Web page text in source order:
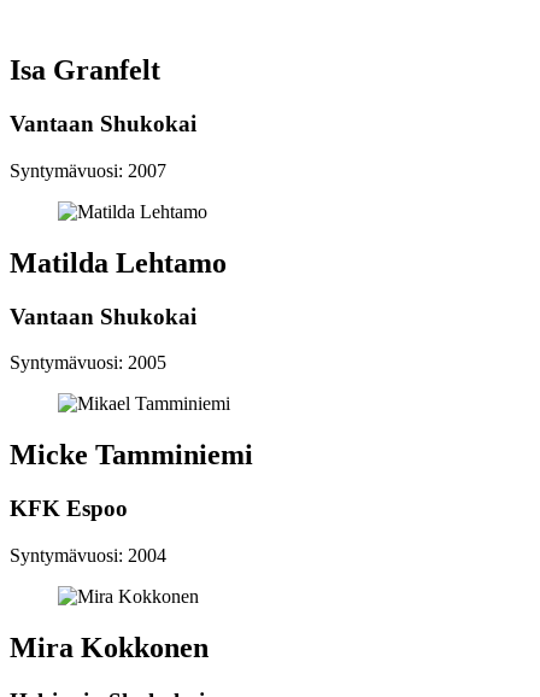
Isa Granfelt
Vantaan Shukokai
Syntymävuosi: 2007
Matilda Lehtamo
Vantaan Shukokai
Syntymävuosi: 2005
Micke Tamminiemi
KFK Espoo
Syntymävuosi: 2004
Mira Kokkonen